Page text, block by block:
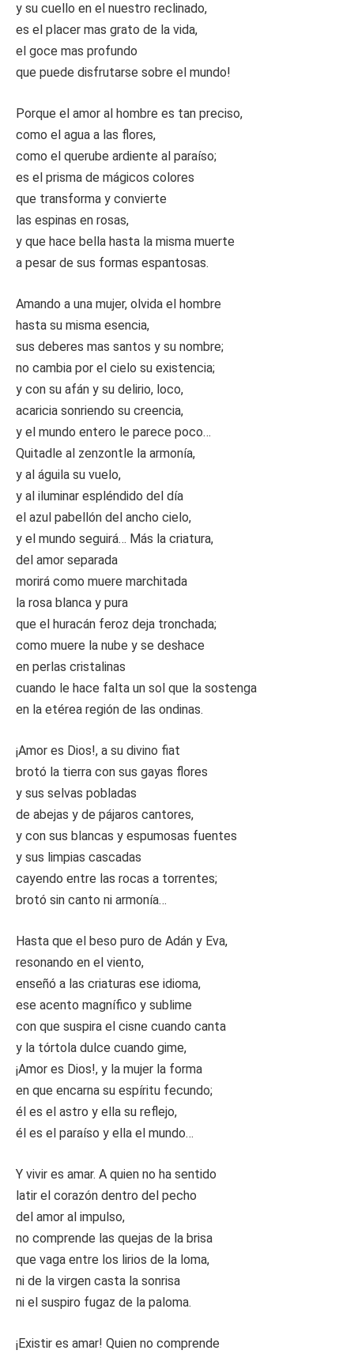
y su cuello en el nuestro reclinado,
es el placer mas grato de la vida,
el goce mas profundo
que puede disfrutarse sobre el mundo!
Porque el amor al hombre es tan preciso,
como el agua a las flores,
como el querube ardiente al paraíso;
es el prisma de mágicos colores
que transforma y convierte
las espinas en rosas,
y que hace bella hasta la misma muerte
a pesar de sus formas espantosas.
Amando a una mujer, olvida el hombre
hasta su misma esencia,
sus deberes mas santos y su nombre;
no cambia por el cielo su existencia;
y con su afán y su delirio, loco,
acaricia sonriendo su creencia,
y el mundo entero le parece poco…
Quitadle al zenzontle la armonía,
y al águila su vuelo,
y al iluminar espléndido del día
el azul pabellón del ancho cielo,
y el mundo seguirá… Más la criatura,
del amor separada
morirá como muere marchitada
la rosa blanca y pura
que el huracán feroz deja tronchada;
como muere la nube y se deshace
en perlas cristalinas
cuando le hace falta un sol que la sostenga
en la etérea región de las ondinas.
¡Amor es Dios!, a su divino fiat
brotó la tierra con sus gayas flores
y sus selvas pobladas
de abejas y de pájaros cantores,
y con sus blancas y espumosas fuentes
y sus limpias cascadas
cayendo entre las rocas a torrentes;
brotó sin canto ni armonía…
Hasta que el beso puro de Adán y Eva,
resonando en el viento,
enseñó a las criaturas ese idioma,
ese acento magnífico y sublime
con que suspira el cisne cuando canta
y la tórtola dulce cuando gime,
¡Amor es Dios!, y la mujer la forma
en que encarna su espíritu fecundo;
él es el astro y ella su reflejo,
él es el paraíso y ella el mundo…
Y vivir es amar. A quien no ha sentido
latir el corazón dentro del pecho
del amor al impulso,
no comprende las quejas de la brisa
que vaga entre los lirios de la loma,
ni de la virgen casta la sonrisa
ni el suspiro fugaz de la paloma.
¡Existir es amar! Quien no comprende